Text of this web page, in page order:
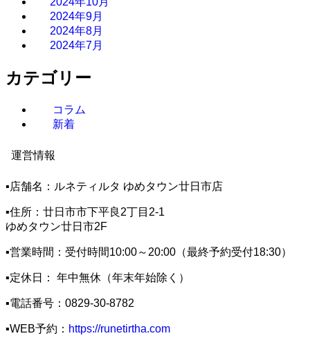
2024年9月
2024年8月
2024年7月
カテゴリー
コラム
新着
運営情報
▪️店舗名：ルネティルタ ゆめタウン廿日市店
▪️住所：廿日市市下平良2丁目2-1
ゆめタウン廿日市2F
▪️営業時間：受付時間10:00～20:00（最終予約受付18:30）
▪️定休日： 年中無休（年末年始除く）
▪️電話番号：0829-30-8782
▪️WEB予約： https://runetirtha.com